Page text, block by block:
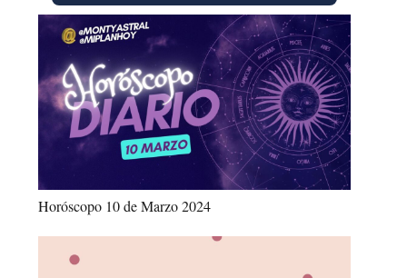
Horóscopo 10 de Marzo 2024